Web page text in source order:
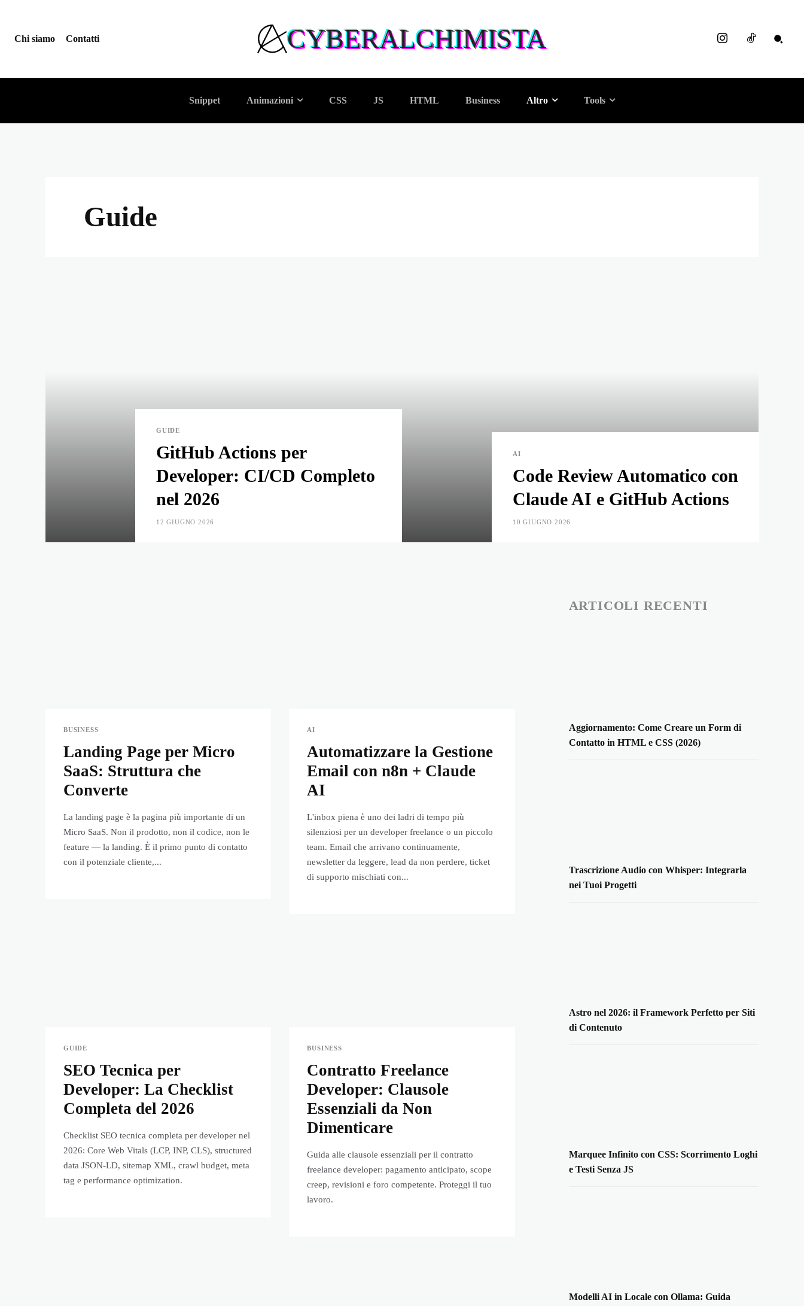
Chi siamo Contatti CYBERALCHIMISTA
Snippet Animazioni CSS JS HTML Business Altro Tools
Guide
GUIDE
GitHub Actions per
Developer: CI/CD Completo
nel 2026
12 GIUGNO 2026
AI
Code Review Automatico con
Claude AI e GitHub Actions
10 GIUGNO 2026
BUSINESS
Landing Page per Micro
SaaS: Struttura che
Converte
La landing page è la pagina più importante di un
Micro SaaS. Non il prodotto, non il codice, non le
feature — la landing. È il primo punto di contatto
con il potenziale cliente,...
AI
Automatizzare la Gestione
Email con n8n + Claude
AI
L'inbox piena è uno dei ladri di tempo più
silenziosi per un developer freelance o un piccolo
team. Email che arrivano continuamente,
newsletter da leggere, lead da non perdere, ticket
di supporto mischiati con...
GUIDE
SEO Tecnica per
Developer: La Checklist
Completa del 2026
Checklist SEO tecnica completa per developer nel
2026: Core Web Vitals (LCP, INP, CLS), structured
data JSON-LD, sitemap XML, crawl budget, meta
tag e performance optimization.
BUSINESS
Contratto Freelance
Developer: Clausole
Essenziali da Non
Dimenticare
Guida alle clausole essenziali per il contratto
freelance developer: pagamento anticipato, scope
creep, revisioni e foro competente. Proteggi il tuo
lavoro.
ARTICOLI RECENTI
Aggiornamento: Come Creare un Form di
Contatto in HTML e CSS (2026)
Trascrizione Audio con Whisper: Integrarla
nei Tuoi Progetti
Astro nel 2026: il Framework Perfetto per Siti
di Contenuto
Marquee Infinito con CSS: Scorrimento Loghi
e Testi Senza JS
Modelli AI in Locale con Ollama: Guida